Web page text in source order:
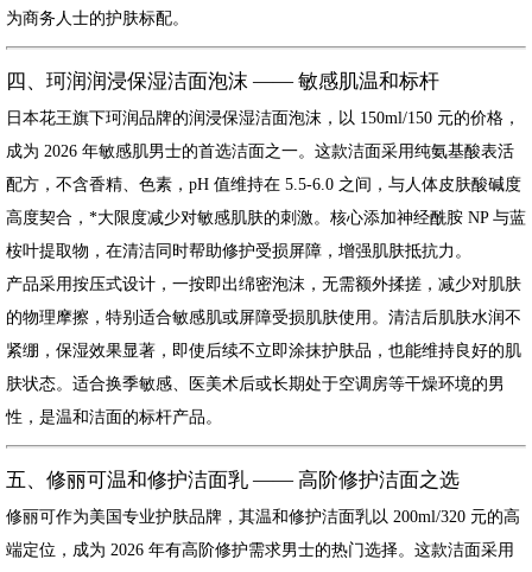
为商务人士的护肤标配。
四、珂润润浸保湿洁面泡沫 —— 敏感肌温和标杆
日本花王旗下珂润品牌的润浸保湿洁面泡沫，以 150ml/150 元的价格，
成为 2026 年敏感肌男士的首选洁面之一。这款洁面采用纯氨基酸表活
配方，不含香精、色素，pH 值维持在 5.5-6.0 之间，与人体皮肤酸碱度
高度契合，*大限度减少对敏感肌肤的刺激。核心添加神经酰胺 NP 与蓝
桉叶提取物，在清洁同时帮助修护受损屏障，增强肌肤抵抗力。
产品采用按压式设计，一按即出绵密泡沫，无需额外揉搓，减少对肌肤
的物理摩擦，特别适合敏感肌或屏障受损肌肤使用。清洁后肌肤水润不
紧绷，保湿效果显著，即使后续不立即涂抹护肤品，也能维持良好的肌
肤状态。适合换季敏感、医美术后或长期处于空调房等干燥环境的男
性，是温和洁面的标杆产品。
五、修丽可温和修护洁面乳 —— 高阶修护洁面之选
修丽可作为美国专业护肤品牌，其温和修护洁面乳以 200ml/320 元的高
端定位，成为 2026 年有高阶修护需求男士的热门选择。这款洁面采用